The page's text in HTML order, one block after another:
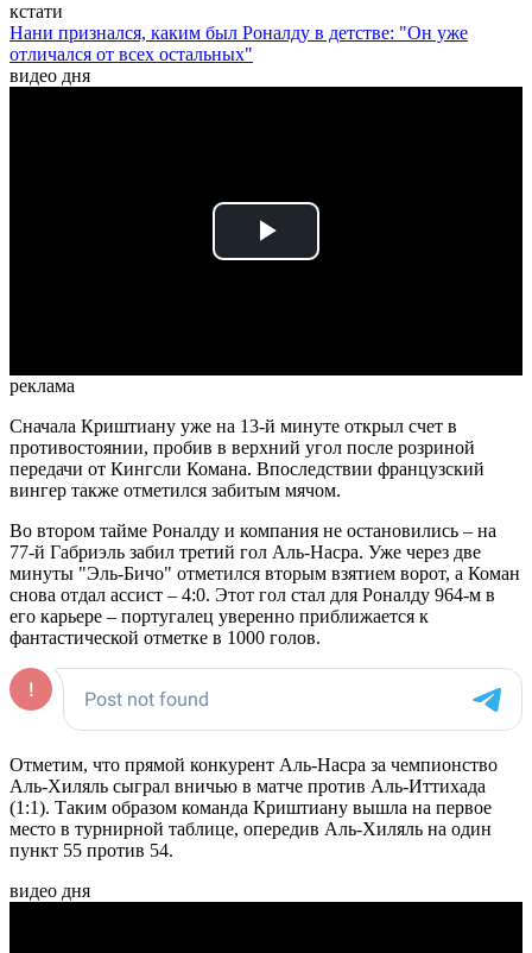
кстати
Нани признался, каким был Роналду в детстве: "Он уже
отличался от всех остальных"
видео дня
Play
реклама
Сначала Криштиану уже на 13-й минуте открыл счет в
противостоянии, пробив в верхний угол после розриной
передачи от Кингсли Комана. Впоследствии французский
вингер также отметился забитым мячом.
Во втором тайме Роналду и компания не остановились – на
77-й Габриэль забил третий гол Аль-Насра. Уже через две
минуты "Эль-Бичо" отметился вторым взятием ворот, а Коман
снова отдал ассист – 4:0. Этот гол стал для Роналду 964-м в
его карьере – португалец уверенно приближается к
фантастической отметке в 1000 голов.
Отметим, что прямой конкурент Аль-Насра за чемпионство
Аль-Хиляль сыграл вничью в матче против Аль-Иттихада
(1:1). Таким образом команда Криштиану вышла на первое
место в турнирной таблице, опередив Аль-Хиляль на один
пункт 55 против 54.
видео дня